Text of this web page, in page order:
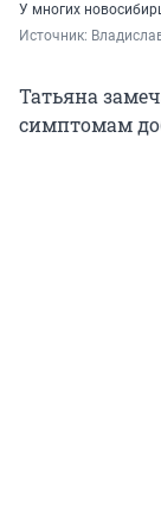
У многих
Источник:
Татьяна
симптомам